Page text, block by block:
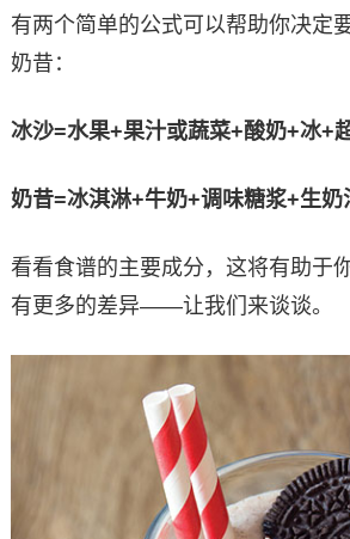
有两个简单的公式可以帮助你决定
奶昔：
冰沙=水果+果汁或蔬菜+酸奶+冰+
奶昔=冰淇淋+牛奶+调味糖浆+生奶
看看食谱的主要成分，这将有助于
有更多的差异——让我们来谈谈。